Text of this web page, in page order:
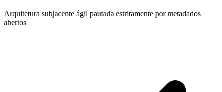
Arquitetura subjacente ágil pautada estritamente por metadados
abertos